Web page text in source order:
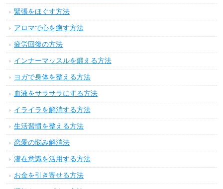
緊張をほぐす方法
アロマで心を癒す方法
疲労回復の方法
インナーマッスルを鍛える方法
ヨガで身体を整える方法
血液をサラサラにする方法
イライラを解消する方法
生活習慣を整える方法
恋愛の悩み解消法
潜在意識を活用する方法
お金を引き寄せる方法